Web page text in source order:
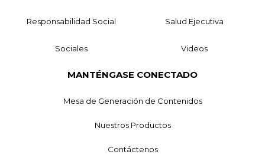
Responsabilidad Social Salud Ejecutiva
Sociales Videos
MANTÉNGASE CONECTADO
Mesa de Generación de Contenidos
Nuestros Productos
Contáctenos